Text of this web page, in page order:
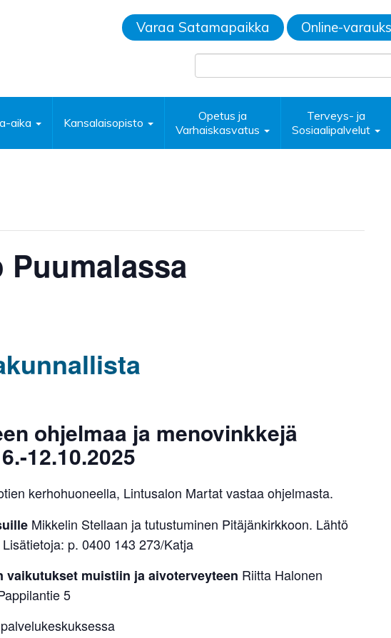
Varaa Satamapaikka Online-
aika Kansalaisopisto
Opetus ja
Varhaiskasvatus
Terveys- ja
Sosiaalipalvelut
ohjelmaa ja menovinkkejä
12.10.2025
kerhohuoneella, Lintusalon Martat vastaa ohjelmasta.
Mikkelin Stellaan ja tutustuminen Pitäjänkirkkoon. Lähtö
p. 0400 143 273/Katja
vaikutukset muistiin ja aivoterveyteen Riitta Halonen
5
palvelukeskuksessa